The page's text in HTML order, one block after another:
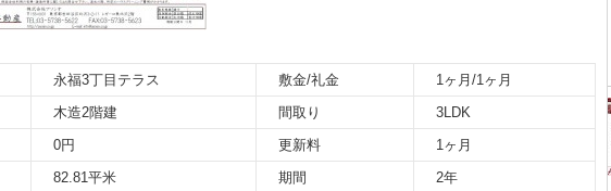
永福3丁目テラス 敷金/礼金
1ヶ月/1ヶ月
木造2階建 間取り
3LDK
0円 更新料
1ヶ月
82.81平米 期間 2年